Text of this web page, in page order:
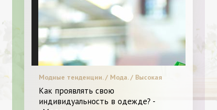
Модные тенденции. / Мода. / Высокая
Как проявлять свою
индивидуальность в одежде? -